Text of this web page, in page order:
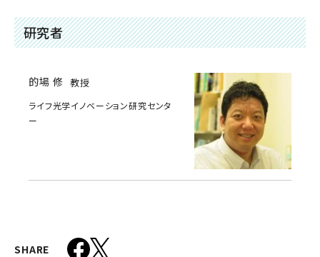
研究者
的場 修 教授
ライフ光学イノベーション研究センタ
ー
SHARE